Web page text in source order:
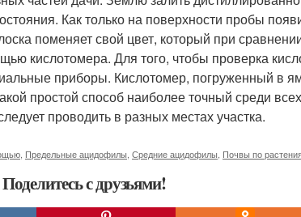
Как только на поверхности пробы
поменяет свой цвет, который при
кислотомера. Для того, чтобы проверка
приборы. Кислотомер, погруженный в
простой способ наиболее точный среди
проводить в разных местах участка.
Предельные ацидофилы Средние ацидофилы Почвы по
с друзьями!